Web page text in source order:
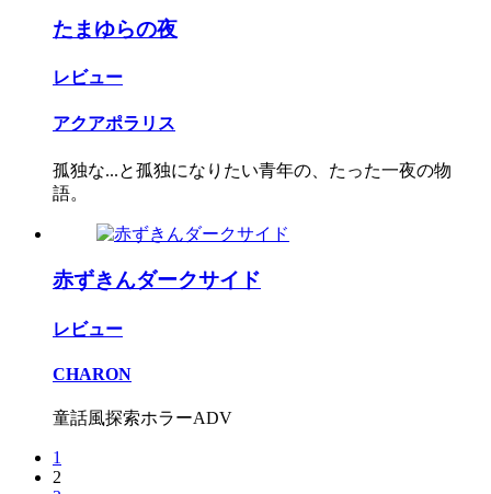
たまゆらの夜
レビュー
アクアポラリス
孤独な...と孤独になりたい青年の、たった一夜の物
語。
赤ずきんダークサイド
レビュー
CHARON
童話風探索ホラーADV
1
2